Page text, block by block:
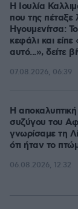
Η Ιουλία
που της πέταξε
Ηγουμενίτσα:
κεφάλι και
αυτό...», δείτε
07.08.2026, 06:39
Η
συζύγου του
γνωρίσαμε τη
ότι ήταν το
06.08.2026, 12:32